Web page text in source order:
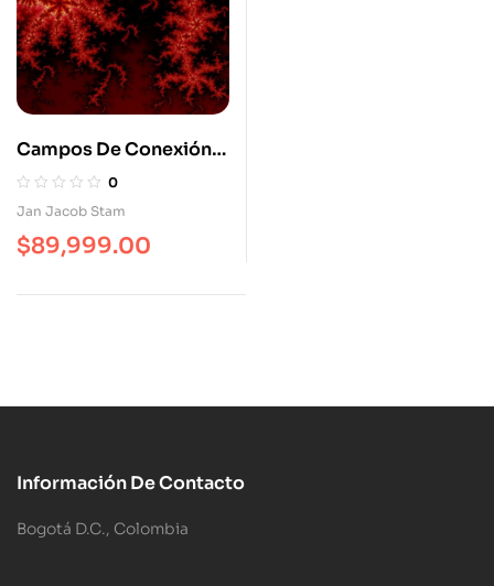
Campos De Conexión
La Práctica De Las
Constelaciones
0
Jan Jacob Stam
$89,999.00
Información De Contacto
Bogotá D.C., Colombia